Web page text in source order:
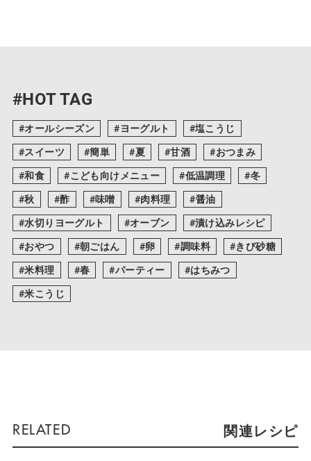
#HOT TAG
オールシーズン ヨーグルト
塩こうじ
スイーツ
簡単 夏 甘酒
おつまみ
和食
こども向けメニュー 低温調理
冬
秋
酢 味噌 肉料理
醤油
水切りヨーグルト
オーブン
漬け込みレシピ
おやつ
朝ごはん 卵 調味料
きび砂糖
米料理
春 パーティー
はちみつ
米こうじ
関連レシピ